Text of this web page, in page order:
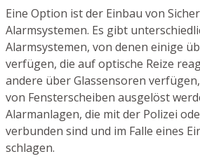
Eine Option ist der Einbau von
Alarmsystemen. Es gibt
Alarmsystemen, von denen einige
verfügen, die auf optische Reize
andere über Glassensoren
von Fensterscheiben ausgelöst
Alarmanlagen, die mit der Polizei
verbunden sind und im Falle eines
schlagen.